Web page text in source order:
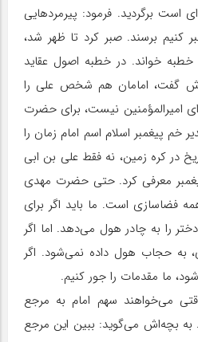
است برگردید. فرمود: پیرمردهایی
برسند. صبر کرد تا ظهر شد،
خطبه خواند. در خطبه اصول عقاید
گفت، امامان هم شخص علی را
امیرالمؤمنین نیست، برای حضرت
پیغمبر اسلام اسم امام زمان را
در کره زمین، نه فقط علی بن ابی
معرفی کرد. حتی حضرت مهدی
فضاسازی است. ما باید اگر برای
را به چادر هول می‌دهد. اما اگر
به حجاب هول داده نمی‌شود. اگر
ما مقدمات را جور کنیم.
می‌خواهند سهم امام به مرجع
به بچه‌اش می‌گوید: ببین این مرجع